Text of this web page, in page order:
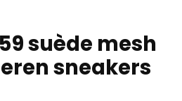
suède mesh
sneakers